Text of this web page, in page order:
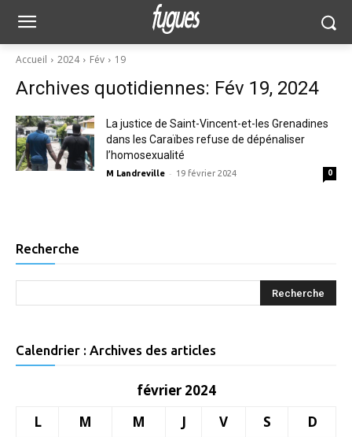
Accueil 2024 Fév 19
Archives quotidiennes: Fév 19, 2024
La justice de Saint-Vincent-et-les Grenadines
dans les Caraïbes refuse de dépénaliser
l’homosexualité
M Landreville - 19 février 2024 0
Recherche
Calendrier : Archives des articles
février 2024
L
M M J V S
D